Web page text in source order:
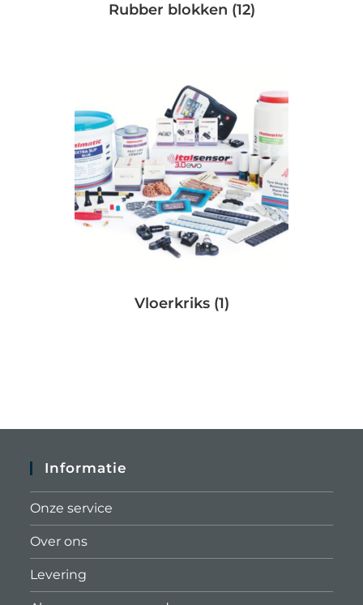
Rubber blokken (12)
Vloerkriks (1)
Informatie
Onze service
Over ons
Levering